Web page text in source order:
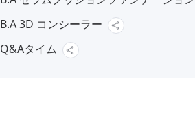
B.A 3D コンシーラー
Q&Aタイム